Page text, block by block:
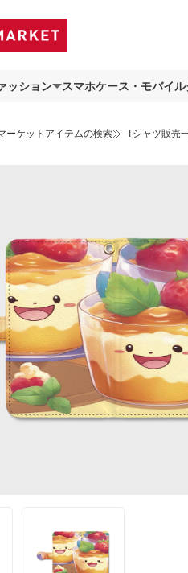
ッション スマホケース・モバイ
ーケットアイテムの検索 Tシャツ販売